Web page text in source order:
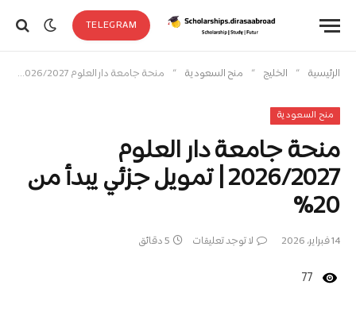
TELEGRAM
الرئيسية » الخليج » منح السعودية » منحة جامعة دار العلوم 2026/2027 | تمويل جزئي يبدأ من 20%
منح السعودية
منحة جامعة دار العلوم
2026/2027 | تمويل جزئي يبدأ من
20%
14 فبراير، 2026 لا توجد تعليقات 5 دقائق
77